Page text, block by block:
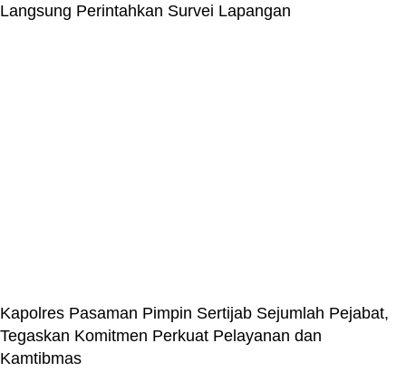
Langsung Perintahkan Survei Lapangan
Kapolres Pasaman Pimpin Sertijab Sejumlah Pejabat,
Tegaskan Komitmen Perkuat Pelayanan dan
Kamtibmas